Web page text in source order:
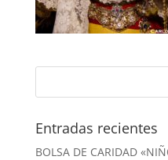
Entradas recientes
BOLSA DE CARIDAD